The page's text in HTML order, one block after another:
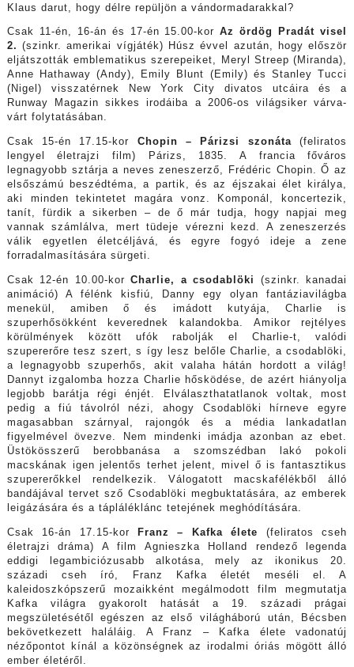
Klaus darut, hogy délre repüljön a vándormadarakkal?
Csak 11-én, 16-án és 17-én 15.00-korAz ördög Pradát visel
2.(szinkr. amerikai vígjáték) Húsz évvel azután, hogy először
eljátszották emblematikus szerepeiket, Meryl Streep (Miranda),
Anne Hathaway (Andy), Emily Blunt (Emily) és Stanley Tucci
(Nigel) visszatérnek New York City divatos utcáira és a
Runway Magazin sikkes irodáiba a 2006-os világsiker várva-
várt folytatásában.
Csak 15-én 17.15-kor Chopin – Párizsi szonáta(feliratos
lengyel életrajzi film) Párizs, 1835. A francia főváros
legnagyobb sztárja a neves zeneszerző, Frédéric Chopin. Ő az
elsőszámú beszédtéma, a partik, és az éjszakai élet királya,
aki minden tekintetet magára vonz. Komponál, koncertezik,
tanít, fürdik a sikerben – de ő már tudja, hogy napjai meg
vannak számlálva, mert tüdeje vérezni kezd. A zeneszerzés
válik egyetlen életcéljává, és egyre fogyó ideje a zene
forradalmasítására sürgeti.
Csak 12-én 10.00-korCharlie, a csodablöki (szinkr. kanadai
animáció) A félénk kisfiú, Danny egy olyan fantáziavilágba
menekül, amiben ő és imádott kutyája, Charlie is
szuperhősökként keverednek kalandokba. Amikor rejtélyes
körülmények között ufók rabolják el Charlie-t, valódi
szupererőre tesz szert, s így lesz belőle Charlie, a csodablöki,
a legnagyobb szuperhős, akit valaha hátán hordott a világ!
Dannyt izgalomba hozza Charlie hősködése, de azért hiányolja
legjobb barátja régi énjét. Elválaszthatatlanok voltak, most
pedig a fiú távolról nézi, ahogy Csodablöki hírneve egyre
magasabban szárnyal, rajongók és a média lankadatlan
figyelmével övezve. Nem mindenki imádja azonban az ebet.
Üstökösszerű berobbanása a szomszédban lakó pokoli
macskának igen jelentős terhet jelent, mivel ő is fantasztikus
szupererőkkel rendelkezik. Válogatott macskafélékből álló
bandájával tervet sző Csodablöki megbuktatására, az emberek
leigázására és a tápláléklánc tetejének meghódítására.
Csak 16-án 17.15-kor Franz – Kafka élete (feliratos cseh
életrajzi dráma) A film Agnieszka Holland rendező legenda
eddigi legambiciózusabb alkotása, mely az ikonikus 20.
századi cseh író, Franz Kafka életét meséli el. A
kaleidoszkópszerű mozaikként megálmodott film megmutatja
Kafka világra gyakorolt hatását a 19. századi prágai
megszületésétől egészen az első világháború után, Bécsben
bekövetkezett haláláig. A Franz – Kafka élete vadonatúj
nézőpontot kínál a közönségnek az irodalmi óriás mögött álló
ember életéről.